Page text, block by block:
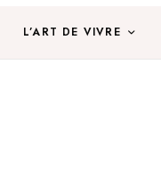
L’ART DE VIVRE